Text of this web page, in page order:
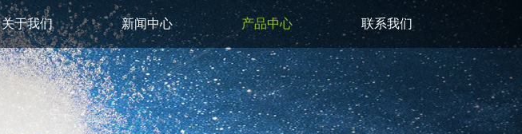
关于我们 新闻中心 产品中心 联系我们